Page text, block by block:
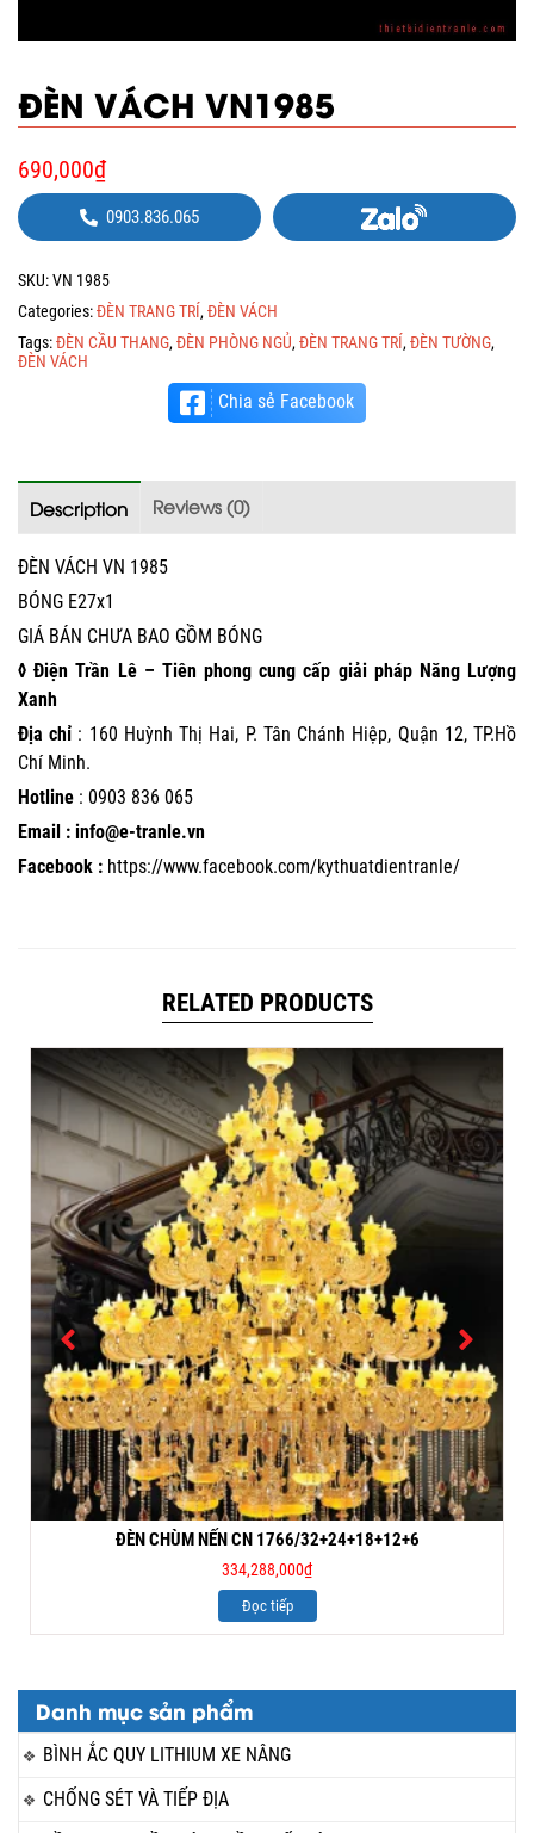
Danh mục sản phẩm
BÌNH ẮC QUY LITHIUM XE NÂNG
CHỐNG SÉT VÀ TIẾP ĐỊA
ĐÈN VÁCH VN1985
690,000₫
0903.836.065
SKU:VN 1985
Categories:ĐÈN TRANG TRÍ, ĐÈN VÁCH
Tags:ĐÈN CẦU THANG, ĐÈN PHÒNG NGỦ, ĐÈN TRANG TRÍ, ĐÈN TƯỜNG,
ĐÈN VÁCH
Chia sẻ Facebook
Description Reviews (0)
ĐÈN VÁCH VN 1985
BÓNG E27x1
GIÁ BÁN CHƯA BAO GỒM BÓNG
◊ Điện Trần Lê – Tiên phong cung cấp giải pháp Năng Lượng
Xanh
Địa chỉ : 160 Huỳnh Thị Hai, P. Tân Chánh Hiệp, Quận 12, TP.Hồ
Chí Minh.
Hotline : 0903 836 065
Email : info@e-tranle.vn
Facebook : https://www.facebook.com/kythuatdientranle/
RELATED PRODUCTS
ĐÈN CHÙM NẾN CN 1766/32+24+18+12+6
334,288,000₫
Đọc tiếp